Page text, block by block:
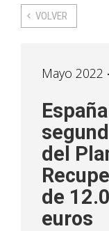
VOLVER
Mayo 2022
del
de
euros